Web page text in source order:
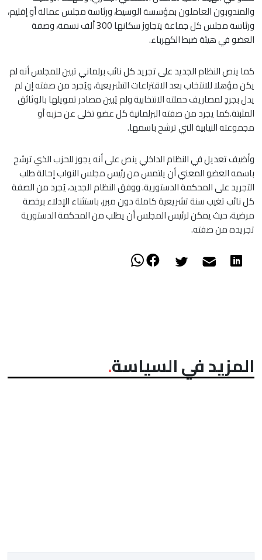
والمندوبون العاملون بمؤسسة الوسيط، ورئاسة مجلس عمالة أو إقليم،
ورئاسة مجلس كل جماعة يتجاوز سكانها 300 ألف نسمة، وصفة
العضو في هيئة ضبط الكهرباء.
كما ينص النظام الجديد على تجريد كل نائب برلماني تبين للمجلس أنه لم
يكن مؤهلا للانتخاب بعد الاقتراعات التشريعية، ويُجرد من صفته إن لم
يدل بجردٍ لمصاريف حملته الانتخابية ولم يُبين مصادر تمويلها بالوثائق
المثبتة.كما يجرد من صفته البرلمانية كل عضو تخلى عن حزبه أو
مجموعته النيابية التي ترشح باسمها.
وأضيف تعديل في النظام الداخلي ينص على أنه يجوز للحزب الذي ترشح
باسمه العضو المعني أن يلتمس من رئيس مجلس النواب إحالة طلب
التجريد على المحكمة الدستورية. ووفق النظام الجديد، يُجرد من الصفة
كل نائب تغيب سنة تشريعية كاملة دون مبرر، باستثناء الإدلاء برخصة
مرضية، حيث يمكن لرئيس المجلس أن يطلب من المحكمة الدستورية
تجريده من صفته.
المزيد في السياسة